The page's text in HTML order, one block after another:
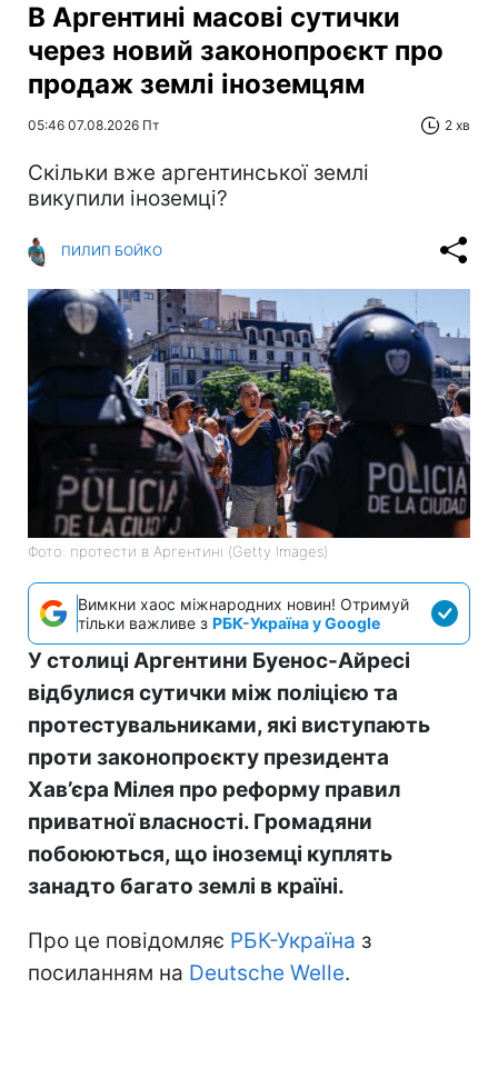
В Аргентині масові сутички
через новий законопроєкт про
продаж землі іноземцям
05:46 07.08.2026 Пт 2 хв
Скільки вже аргентинської землі
викупили іноземці?
ПИЛИП БОЙКО
Фото: протести в Аргентині (Getty Images)
Вимкни хаос міжнародних новин! Отримуй
тільки важливе з РБК-Україна у Google
У столиці Аргентини Буенос-Айресі
відбулися сутички між поліцією та
протестувальниками, які виступають
проти законопроєкту президента
Хав’єра Мілея про реформу правил
приватної власності. Громадяни
побоюються, що іноземці куплять
занадто багато землі в країні.
Про це повідомляє РБК-Україна з
посиланням на Deutsche Welle.